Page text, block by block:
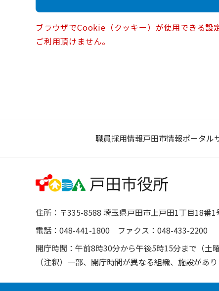
ブラウザでCookie（クッキー）が使用できる設
ご利用頂けません。
職員採用情報戸田市情報ポータル
住所：〒335-8588 埼玉県戸田市上戸田1丁目18番1
電話：048-441-1800 ファクス：048-433-2200
開庁時間：午前8時30分から午後5時15分まで（土
（注釈）一部、開庁時間が異なる組織、施設があり